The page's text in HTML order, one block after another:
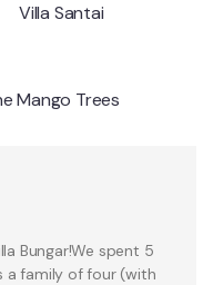
Villa Santai
Mango Trees
Bungar!We spent 5
a family of four (with